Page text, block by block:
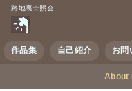
路地裏☆照会
作品集 自己紹介 お問
About